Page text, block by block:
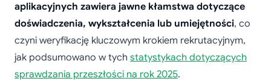
aplikacyjnych zawiera jawne kłamstwa dotyczące
doświadczenia, wykształcenia lub umiejętności, co
czyni weryfikację kluczowym krokiem rekrutacyjnym,
jak podsumowano w tych statystykach dotyczących
sprawdzania przeszłości na rok 2025.